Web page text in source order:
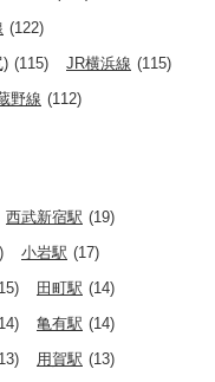
(122)
) (115) JR横浜線 (115)
野線 (112)
西武新宿駅 (19)
小岩駅 (17)
田町駅 (14)
亀有駅 (14)
用賀駅 (13)